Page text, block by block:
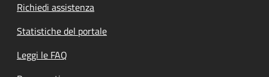
Richiedi assistenza
Statistiche del portale
Leggi le FAQ